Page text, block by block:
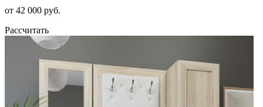
от 42 000 руб.
Рассчитать